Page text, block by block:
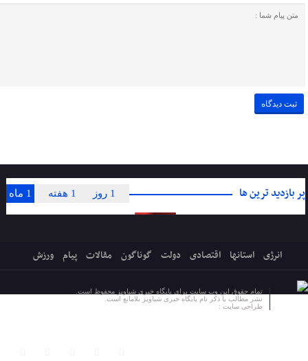
پر بازدید ترین ها 1 ماه 1 هفته 1 روز
انرژی استانها اقتصادی دولت گوناگون مقالات پیام ورزش
تمام حقوق این وب سایت برای پایگاه خبری شباویز محفوظ است.
نشر مطالب با ذکر نام پایگاه خبری شباویز بلامانع است.
طراحی سایت :